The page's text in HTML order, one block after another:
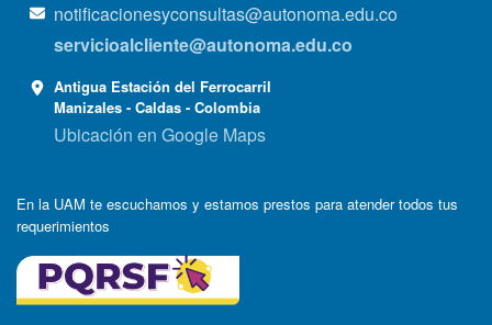
notificacionesyconsultas@autonoma.edu.co
servicioalcliente@autonoma.edu.co
Antigua Estación del Ferrocarril
Manizales - Caldas - Colombia
Ubicación en Google Maps
En la UAM te escuchamos y estamos prestos para atender todos tus
requerimientos